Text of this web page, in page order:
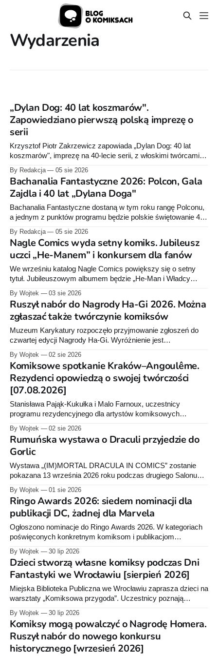
Wydarzenia
„Dylan Dog: 40 lat koszmarów".
Zapowiedziano pierwszą polską imprezę o
serii
Krzysztof Piotr Zakrzewicz zapowiada „Dylan Dog: 40 lat
koszmarów", imprezę na 40-lecie serii, z włoskimi twórcami i
pokazem prywatnej kolekcji. Termin i miejsce mają być
podane później.
By Redakcja 05 sie 2026
Bachanalia Fantastyczne 2026: Polcon, Gala
Zajdla i 40 lat „Dylana Doga"
Bachanalia Fantastyczne dostaną w tym roku rangę Polconu,
a jednym z punktów programu będzie polskie świętowanie 40-
lecia Dylana Doga. Festiwal rusza 25 września.
By Redakcja 05 sie 2026
Nagle Comics wyda setny komiks. Jubileusz
uczci „He-Manem” i konkursem dla fanów
We wrześniu katalog Nagle Comics powiększy się o setny
tytuł. Jubileuszowym albumem będzie „He-Man i Władcy
Wszechświata, tom 1: Miecz Skaz!”. Wydawnictwo
przygotowało też konkurs z nagrodami dla fanów bohatera.
By Wojtek 03 sie 2026
Ruszył nabór do Nagrody Ha-Gi 2026. Można
zgłaszać także twórczynie komiksów
Muzeum Karykatury rozpoczęło przyjmowanie zgłoszeń do
czwartej edycji Nagrody Ha-Gi. Wyróżnienie jest
przeznaczone dla polskich ilustratorek, rysowniczek,
satyryczek oraz autorek komiksów. Kandydatury można
przesyłać do 20 września 2026 roku.
By Wojtek 02 sie 2026
Komiksowe spotkanie Kraków–Angoulême.
Rezydenci opowiedzą o swojej twórczości
[07.08.2026]
Stanisława Pająk-Kukułka i Malo Farnoux, uczestnicy
programu rezydencyjnego dla artystów komiksowych
Kraków–Angoulême, spotkają się z czytelnikami w
krakowskim Muzeum Komiksu. Rozmowa odbędzie się 7
sierpnia o godz. 18:00.
By Wojtek 02 sie 2026
Rumuńska wystawa o Draculi przyjedzie do
Gorlic
Wystawa „(IM)MORTAL DRACULA IN COMICS” zostanie
pokazana 13 września 2026 roku podczas drugiego Salonu
Sztuki Komiksowej w Gorlickim Centrum Kultury. Ekspozycję
przygotowało Muzeum Historii Okręgu Braszów.
By Wojtek 01 sie 2026
Ringo Awards 2026: siedem nominacji dla
publikacji DC, żadnej dla Marvela
Ogłoszono nominacje do Ringo Awards 2026. W kategoriach
poświęconych konkretnym komiksom i publikacjom
najczęściej pojawia się DC Comics. Na liście nie znalazł się
natomiast żaden tytuł wydany przez Marvela.
By Wojtek 30 lip 2026
Dzieci stworzą własne komiksy podczas Dni
Fantastyki we Wrocławiu [sierpień 2026]
Miejska Biblioteka Publiczna we Wrocławiu zaprasza dzieci na
warsztaty „Komiksowa przygoda”. Uczestnicy poznają
podstawy historii komiksu, obejrzą różne rodzaje opowieści
obrazkowych, a później przygotują własne prace.
By Wojtek 30 lip 2026
Komiksy mogą powalczyć o Nagrodę Homera.
Ruszył nabór do nowego konkursu
historycznego [wrzesień 2026]